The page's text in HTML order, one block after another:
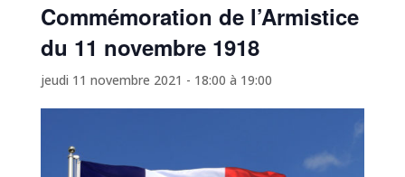
Commémoration de l’Armistice
du 11 novembre 1918
jeudi 11 novembre 2021 - 18:00 à 19:00